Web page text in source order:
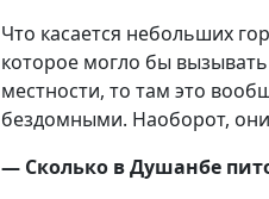
Что касается небольших
которое могло бы
местности, то там это
бездомными. Наоборот,
— Сколько в Душанбе